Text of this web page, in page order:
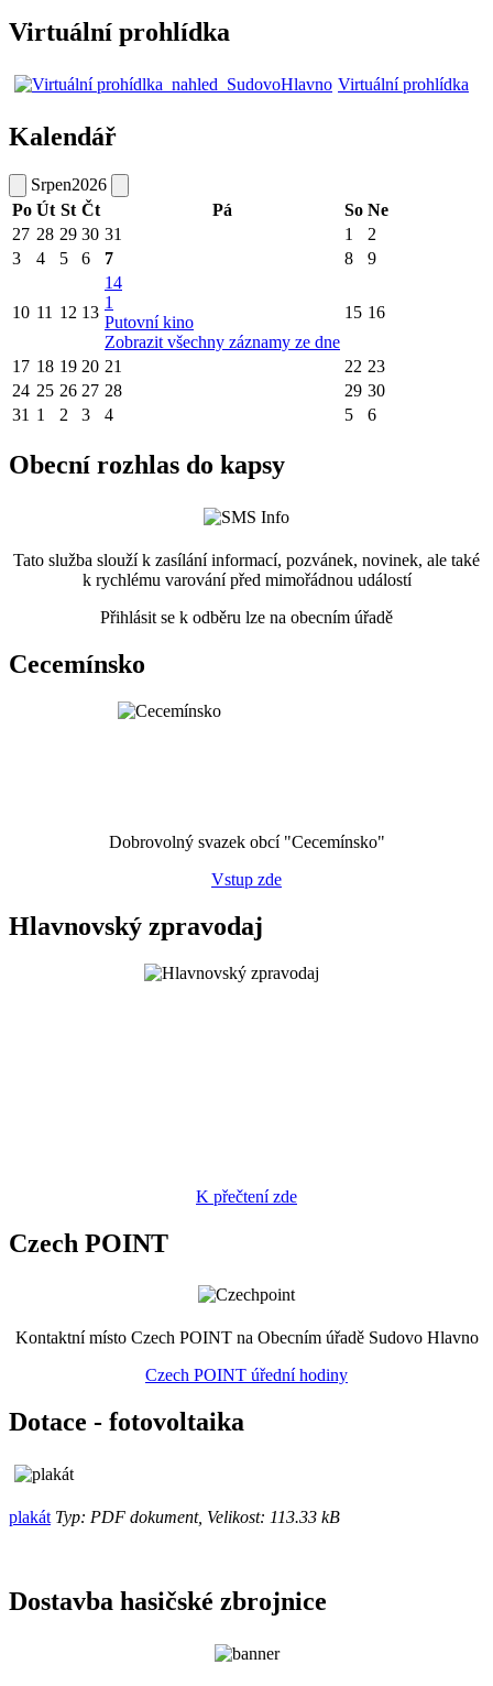
Virtuální prohlídka
Virtuální prohlídka
Kalendář
Srpen2026
Po Út St Čt Pá So Ne
27 28 29 30 31 1
2
3
4 5 6 7 8 9
10 11 12 13
14
1
Putovní kino
Zobrazit všechny záznamy ze dne
15 16
17 18 19 20 21 22 23
24 25 26 27 28 29 30
31 1 2 3 4 5 6
Obecní rozhlas do kapsy
Tato služba slouží k zasílání informací, pozvánek, novinek, ale také
k rychlému varování před mimořádnou událostí
Přihlásit se k odběru lze na obecním úřadě
Cecemínsko
Dobrovolný svazek obcí "Cecemínsko"
Vstup zde
Hlavnovský zpravodaj
K přečtení zde
Czech POINT
Kontaktní místo Czech POINT na Obecním úřadě Sudovo Hlavno
Czech POINT úřední hodiny
Dotace - fotovoltaika
plakát Typ: PDF dokument, Velikost: 113.33 kB
Dostavba hasičské zbrojnice